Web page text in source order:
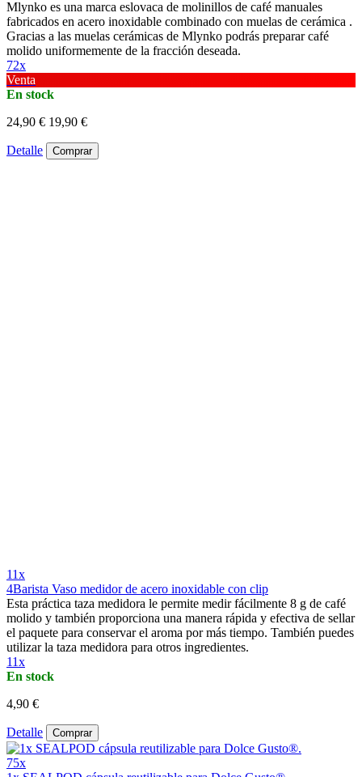
Mlynko es una marca eslovaca de molinillos de café manuales
fabricados en acero inoxidable combinado con muelas de cerámica .
Gracias a las muelas cerámicas de Mlynko podrás preparar café
molido uniformemente de la fracción deseada.
72x
Venta
En stock
24,90 € 19,90 €
Detalle Comprar
11x
4Barista Vaso medidor de acero inoxidable con clip
Esta práctica taza medidora le permite medir fácilmente 8 g de café
molido y también proporciona una manera rápida y efectiva de sellar
el paquete para conservar el aroma por más tiempo. También puedes
utilizar la taza medidora para otros ingredientes.
11x
En stock
4,90 €
Detalle Comprar
75x